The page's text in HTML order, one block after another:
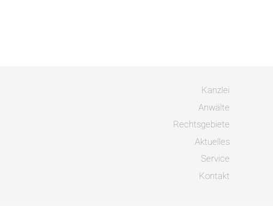
Kanzlei
Anwälte
Rechtsgebiete
Aktuelles
Service
Kontakt